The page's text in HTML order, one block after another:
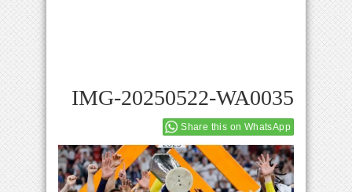
IMG-20250522-WA0035
Share this on WhatsApp